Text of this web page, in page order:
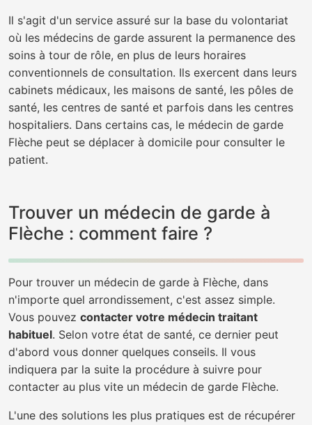
Il s'agit d'un service assuré sur la base du volontariat
où les médecins de garde assurent la permanence des
soins à tour de rôle, en plus de leurs horaires
conventionnels de consultation. Ils exercent dans leurs
cabinets médicaux, les maisons de santé, les pôles de
santé, les centres de santé et parfois dans les centres
hospitaliers. Dans certains cas, le médecin de garde
Flèche peut se déplacer à domicile pour consulter le
patient.
Trouver un médecin de garde à
Flèche : comment faire ?
Pour trouver un médecin de garde à Flèche, dans
n'importe quel arrondissement, c'est assez simple.
Vous pouvez contacter votre médecin traitant
habituel. Selon votre état de santé, ce dernier peut
d'abord vous donner quelques conseils. Il vous
indiquera par la suite la procédure à suivre pour
contacter au plus vite un médecin de garde Flèche.
L'une des solutions les plus pratiques est de récupérer